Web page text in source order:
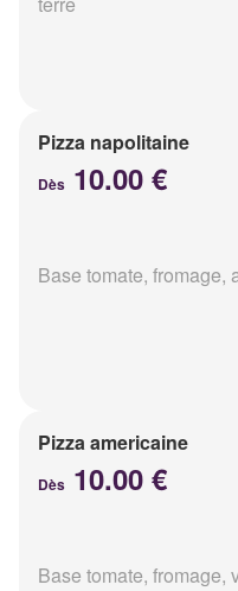
Pizza napolitaine
Dès 10.00 €
Base tomate, fromage,
Pizza americaine
Dès 10.00 €
Base tomate, fromage,